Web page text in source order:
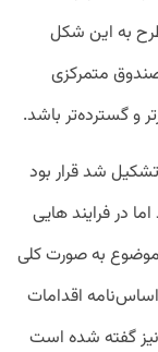
به این شکل
متمرکزی
و گسترده‌تر باشد.
شد قرار بود
در فرایند هایی
به صورت کلی
اقدامات
گفته شده است